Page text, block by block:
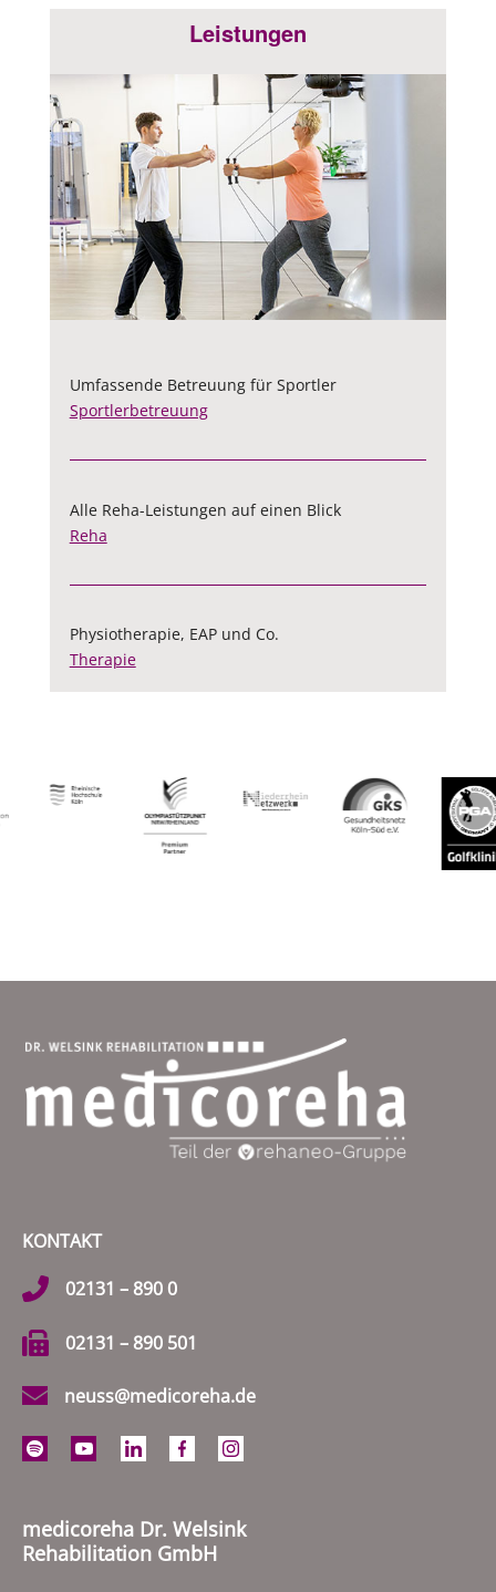
Leistungen
Umfassende Betreuung für Sportler
Sportlerbetreuung
Alle Reha-Leistungen auf einen Blick
Reha
Physiotherapie, EAP und Co.
Therapie
KONTAKT
02131 – 890 0
02131 – 890 501
neuss@medicoreha.de
medicoreha Dr. Welsink
Rehabilitation GmbH